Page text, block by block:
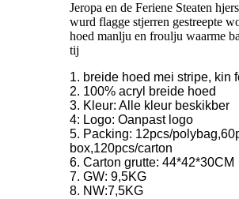
Jeropa en de Feriene Steaten
wurd flagge stjerren gestreepte
hoed manlju en froulju waarme
tij
1. breide hoed mei stripe, kin
2. 100% acryl breide hoed
3. Kleur: Alle kleur beskikber
4: Logo: Oanpast logo
5. Packing: 12pcs/
box,120pcs/carton
6. Carton grutte: 44*42*30CM
7. GW: 9,5KG
8. NW:7,5KG